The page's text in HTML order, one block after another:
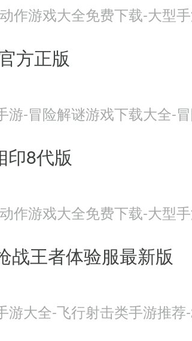
作游戏大全免费下载-大型
方正版
游-冒险解谜游戏下载大全-
印8代版
作游戏大全免费下载-大型
战王者体验服最新版
游大全-飞行射击类手游推